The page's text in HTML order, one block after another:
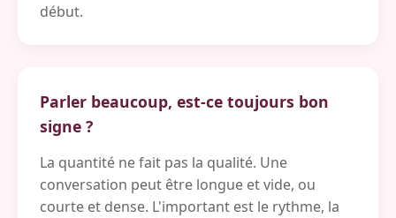
début.
Parler beaucoup, est-ce toujours bon
signe ?
La quantité ne fait pas la qualité. Une
conversation peut être longue et vide, ou
courte et dense. L'important est le rythme, la